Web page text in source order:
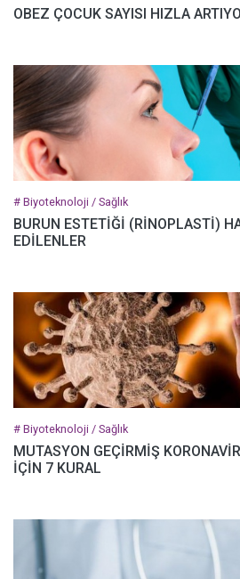
OBEZ ÇOCUK SAYISI HIZLA
# Biyoteknoloji / Sağlık
BURUN ESTETİĞİ (RİNOPLASTİ)
EDİLENLER
# Biyoteknoloji / Sağlık
MUTASYON GEÇİRMİŞ
İÇİN 7 KURAL